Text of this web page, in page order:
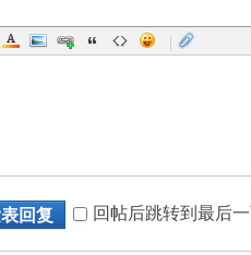
|
回复 回帖后跳转到最后